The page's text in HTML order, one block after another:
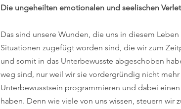
Die ungeheilten emotionalen und seelischen
Das sind unsere Wunden, die uns in diesem
Situationen zugefügt worden sind, die wir zum
und somit in das Unterbewusste abgeschoben
weg sind, nur weil wir sie vordergründig nicht
Unterbewusstsein programmieren und dabei
haben. Denn wie viele von uns wissen, steuern wir